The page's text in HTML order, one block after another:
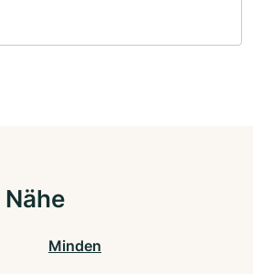
Minden